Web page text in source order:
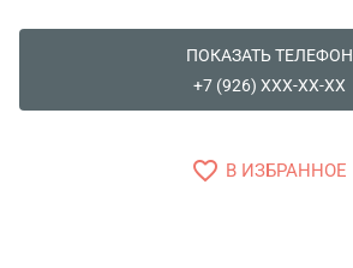
ПОКАЗАТЬ ТЕЛЕФОН
+7 (926) XXX-XX-XX
favorite_border В ИЗБРАННОЕ